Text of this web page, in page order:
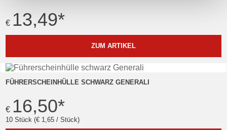
€ 13,49*
ZUM ARTIKEL
FÜHRERSCHEINHÜLLE SCHWARZ GENERALI
€ 16,50*
10 Stück (€ 1,65 / Stück)